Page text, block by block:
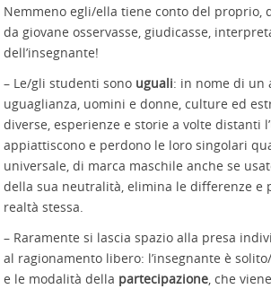
Nemmeno egli/ella tiene conto del proprio,
da giovane osservasse, giudicasse,
dell’insegnante!
– Le/gli studenti sono uguali: in nome di un
uguaglianza, uomini e donne, culture ed
diverse, esperienze e storie a volte distanti
appiattiscono e perdono le loro singolari
universale, di marca maschile anche se
della sua neutralità, elimina le differenze e
realtà stessa.
– Raramente si lascia spazio alla presa
al ragionamento libero: l’insegnante è
e le modalità della partecipazione, che